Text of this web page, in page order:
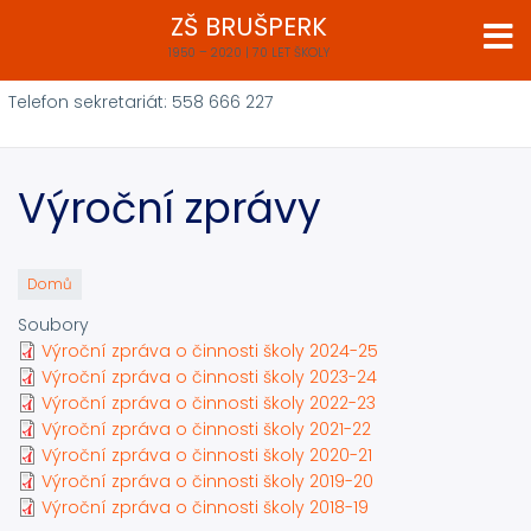
obsahu
ZŠ BRUŠPERK
1950 – 2020 | 70 LET ŠKOLY
Telefon sekretariát: 558 666 227
Výroční zprávy
Domů
Soubory
Výroční zpráva o činnosti školy 2024-25
Výroční zpráva o činnosti školy 2023-24
Výroční zpráva o činnosti školy 2022-23
Výroční zpráva o činnosti školy 2021-22
Výroční zpráva o činnosti školy 2020-21
Výroční zpráva o činnosti školy 2019-20
Výroční zpráva o činnosti školy 2018-19